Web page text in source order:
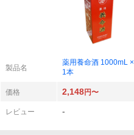
製品名
薬用養命酒 1000mL ×
1本
価格 2,148円〜
レビュー -